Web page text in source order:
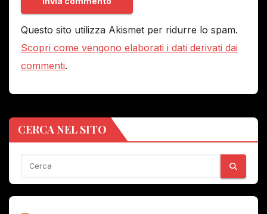
Questo sito utilizza Akismet per ridurre lo spam.
Scopri come vengono elaborati i dati derivati dai
commenti.
CERCA NEL SITO